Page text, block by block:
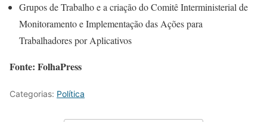
Grupos de Trabalho e a criação do Comitê Interministerial de
Monitoramento e Implementação das Ações para
Trabalhadores por Aplicativos
Fonte: FolhaPress
Categorias: Política